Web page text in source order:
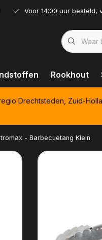
Voor 14:00 uur besteld,
Rookhout
Drechtsteden, Zuid-
- Barbecuetang Klein